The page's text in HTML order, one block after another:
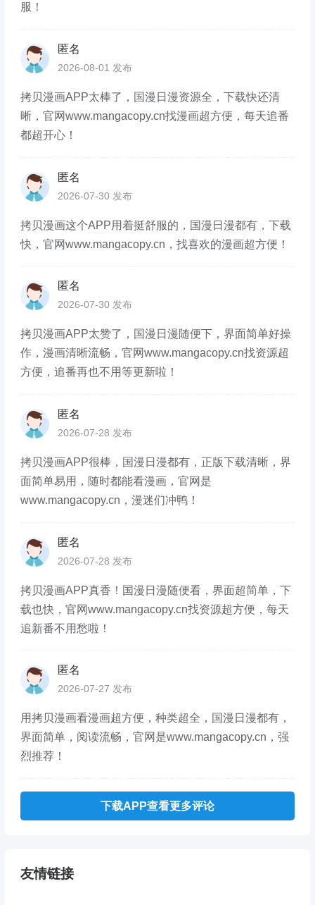
服！
匿名
2026-08-01 发布
拷贝漫画APP太棒了，国漫日漫资源全，下载快还清
晰，官网www.mangacopy.cn找漫画超方便，每天追番
都超开心！
匿名
2026-07-30 发布
拷贝漫画这个APP用着挺舒服的，国漫日漫都有，下载
快，官网www.mangacopy.cn，找喜欢的漫画超方便！
匿名
2026-07-30 发布
拷贝漫画APP太赞了，国漫日漫随便下，界面简单好操
作，漫画清晰流畅，官网www.mangacopy.cn找资源超
方便，追番再也不用等更新啦！
匿名
2026-07-28 发布
拷贝漫画APP很棒，国漫日漫都有，正版下载清晰，界
面简单易用，随时都能看漫画，官网是
www.mangacopy.cn，漫迷们冲鸭！
匿名
2026-07-28 发布
拷贝漫画APP真香！国漫日漫随便看，界面超简单，下
载也快，官网www.mangacopy.cn找资源超方便，每天
追新番不用愁啦！
匿名
2026-07-27 发布
用拷贝漫画看漫画超方便，种类超全，国漫日漫都有，
界面简单，阅读流畅，官网是www.mangacopy.cn，强
烈推荐！
下载APP查看更多评论
友情链接